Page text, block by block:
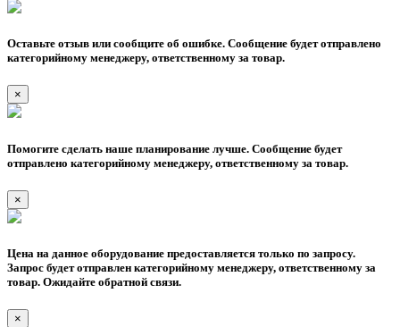
Оставьте отзыв или сообщите об ошибке. Сообщение будет отправлено
категорийному менеджеру, ответственному за товар.
×
Помогите сделать наше планирование лучше. Сообщение будет
отправлено категорийному менеджеру, ответственному за товар.
×
Цена на данное оборудование предоставляется только по запросу.
Запрос будет отправлен категорийному менеджеру, ответственному за
товар. Ожидайте обратной связи.
×